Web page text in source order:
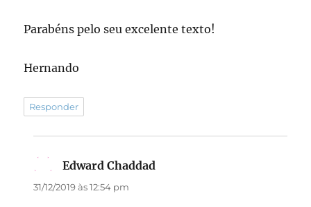
Parabéns pelo seu excelente texto!
Hernando
Responder
Edward Chaddad
31/12/2019 às 12:54 pm